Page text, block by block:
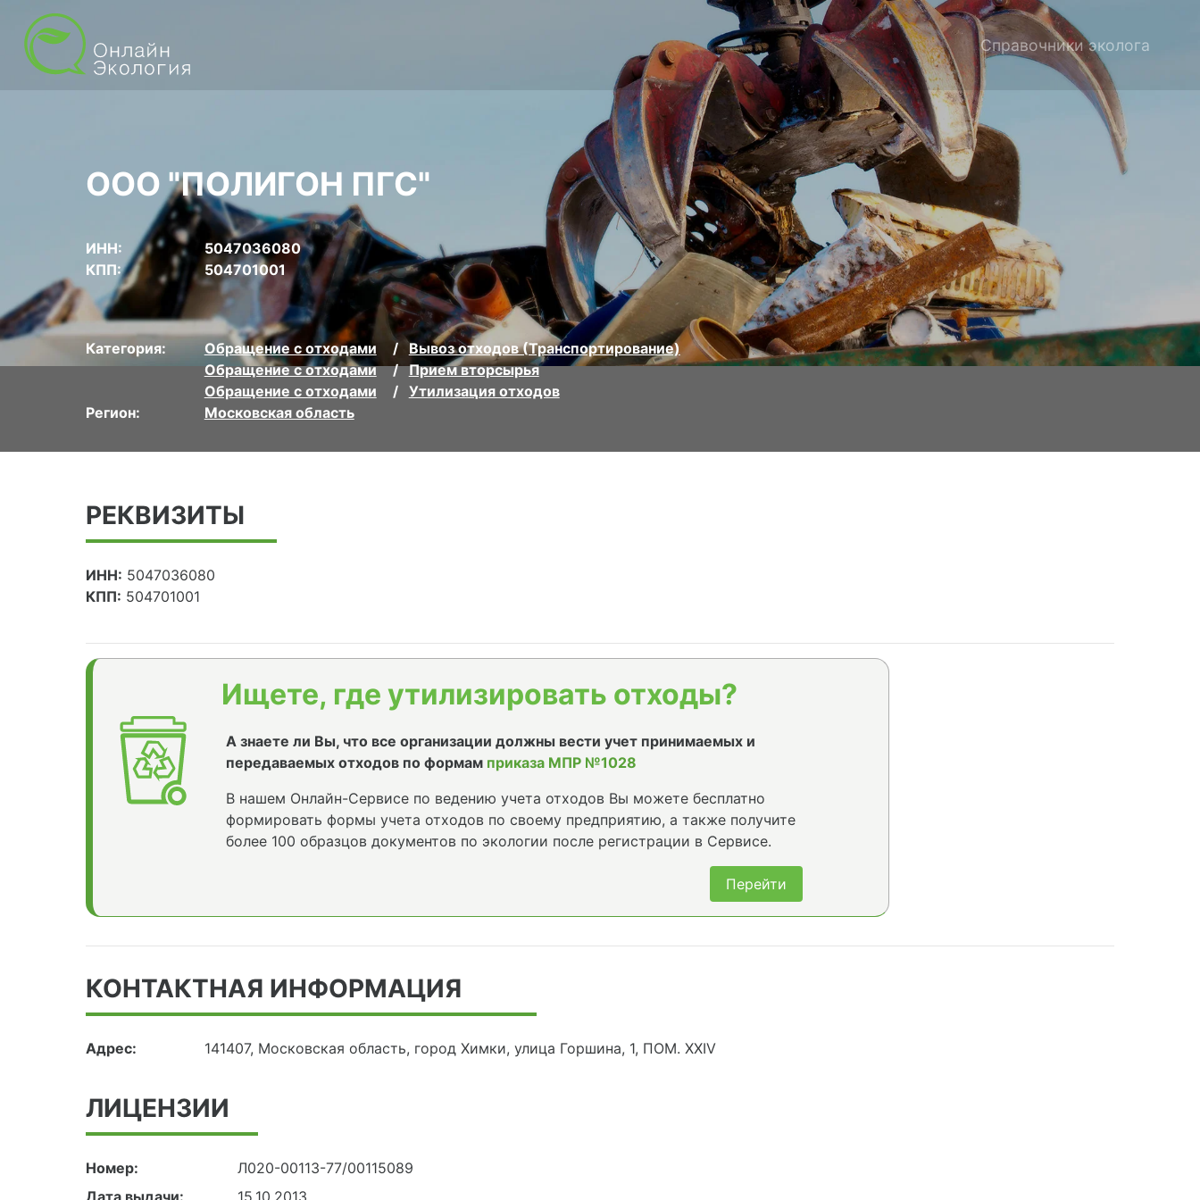
Справочники эколога
ООО "ПОЛИГОН ПГС"
ИНН:
5047036080
КПП:
504701001
Категория: Обращение с отходами
Вывоз отходов (Транспортирование)
Обращение с отходами
Прием вторсырья
Обращение с отходами
Утилизация отходов
Регион:
Московская область
РЕКВИЗИТЫ
ИНН: 5047036080
КПП: 504701001
Ищете, где утилизировать отходы?
А знаете ли Вы, что все организации должны вести учет принимаемых и
передаваемых отходов по формам приказа МПР №1028
В нашем Онлайн-Сервисе по ведению учета отходов Вы можете бесплатно
формировать формы учета отходов по своему предприятию, а также получите
более 100 образцов документов по экологии после регистрации в Сервисе.
Перейти
КОНТАКТНАЯ ИНФОРМАЦИЯ
Адрес: 141407, Московская область, город Химки, улица Горшина, 1, ПОМ. XXIV
ЛИЦЕНЗИИ
Номер:
Л020-00113-77/00115089